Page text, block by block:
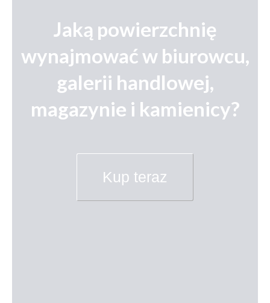
Jaką powierzchnię
wynajmować w biurowcu,
galerii handlowej,
magazynie i kamienicy?
Kup teraz